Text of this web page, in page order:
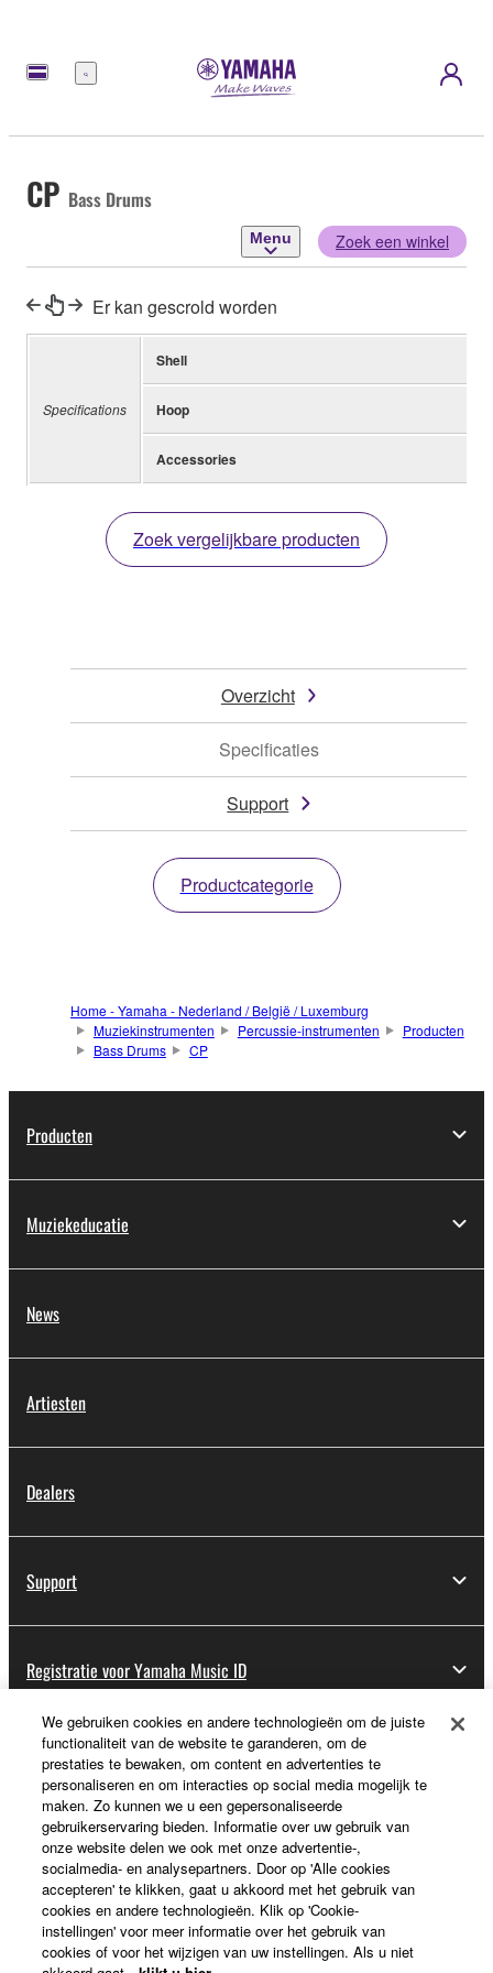
Menu
CP Bass Drums
Menu Zoek een winkel
Er kan gescrold worden
Specifications
Shell
Hoop
Accessories
Zoek vergelijkbare producten
Overzicht
Specificaties
Support
Productcategorie
Home - Yamaha - Nederland / België / Luxemburg
Muziekinstrumenten
Percussie-instrumenten
Producten
Bass Drums
CP
Producten
Muziekeducatie
News
Artiesten
Dealers
Support
Registratie voor Yamaha Music ID
Over Yamaha
Nederland / België / Luxemburg - Dutch
Business
We gebruiken cookies en andere technologieën om de juiste
functionaliteit van de website te garanderen, om de
prestaties te bewaken, om content en advertenties te
personaliseren en om interacties op social media mogelijk te
maken. Zo kunnen we u een gepersonaliseerde
gebruikerservaring bieden. Informatie over uw gebruik van
onze website delen we ook met onze advertentie-,
socialmedia- en analysepartners. Door op 'Alle cookies
accepteren' te klikken, gaat u akkoord met het gebruik van
cookies en andere technologieën. Klik op 'Cookie-
instellingen' voor meer informatie over het gebruik van
cookies of voor het wijzigen van uw instellingen. Als u niet